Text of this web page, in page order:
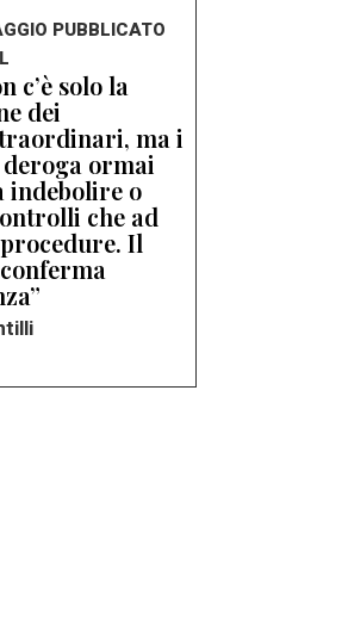
PUBBLICATO
c’è solo la
dei
ma i
ormai
indebolire o
che ad
Il